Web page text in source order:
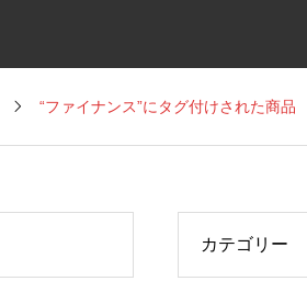
“ファイナンス”にタグ付けされた商品
カテゴリー